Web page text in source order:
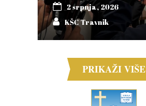
2 srpnja, 2026
KŠC Travnik
PRIKAŽI VIŠE